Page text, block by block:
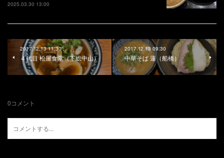
2025.03.30 13:00
2017.12.13 11:30
４代目 松屋食堂（下総中山）
2017.12.13 09:30
中華そば 蓮（船橋）
0コメント